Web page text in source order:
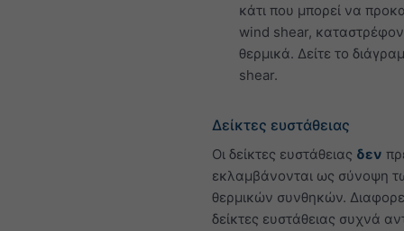
κάτι που μπορεί να
wind shear,
θερμικά. Δείτε το
shear.
Δείκτες ευστάθειας
Οι δείκτες ευστάθειας δεν
εκλαμβάνονται ως σύνοψη
θερμικών συνθηκών.
δείκτες ευστάθειας συχνά